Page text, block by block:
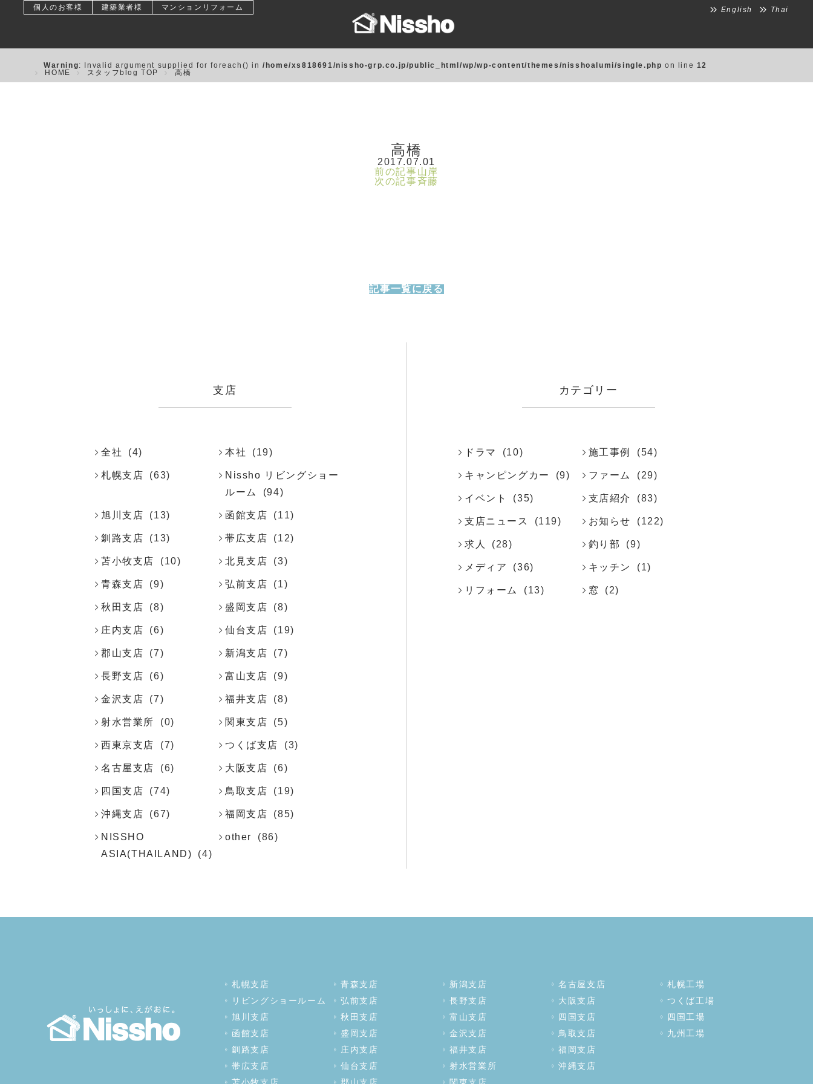
個人のお客様 建築業者様 マンションリフォーム English Thai
Warning: Invalid argument supplied for foreach() in/home/xs818691/nissho-grp.co.jp/public_html/wp/wp-content/themes/nisshoalumi/single.php on line 12
HOME
スタッフblog TOP 高橋
高橋
2017.07.01
前の記事山岸
次の記事斉藤
記事一覧に戻る
支店
全社 (4) 本社 (19)
札幌支店 (63)
Nissho リビングショー
ルーム
(94)
旭川支店 (13) 函館支店 (11)
釧路支店 (13) 帯広支店 (12)
苫小牧支店 (10) 北見支店 (3)
青森支店 (9) 弘前支店 (1)
秋田支店 (8) 盛岡支店 (8)
庄内支店 (6) 仙台支店 (19)
郡山支店 (7) 新潟支店 (7)
長野支店 (6) 富山支店 (9)
金沢支店 (7) 福井支店 (8)
射水営業所 (0) 関東支店 (5)
西東京支店 (7) つくば支店 (3)
名古屋支店 (6) 大阪支店 (6)
四国支店 (74) 鳥取支店 (19)
沖縄支店 (67) 福岡支店 (85)
NISSHO
ASIA(THAILAND)
(4)
other (86)
カテゴリー
ドラマ (10) 施工事例 (54)
キャンピングカー (9) ファーム (29)
イベント (35) 支店紹介 (83)
支店ニュース (119) お知らせ (122)
求人 (28) 釣り部 (9)
メディア (36) キッチン (1)
リフォーム (13) 窓 (2)
札幌支店
リビングショールーム
旭川支店
函館支店
釧路支店
帯広支店
青森支店
弘前支店
秋田支店
盛岡支店
庄内支店
仙台支店
新潟支店
長野支店
富山支店
金沢支店
福井支店
射水営業所
名古屋支店
大阪支店
四国支店
鳥取支店
福岡支店
沖縄支店
札幌工場
つくば工場
四国工場
九州工場